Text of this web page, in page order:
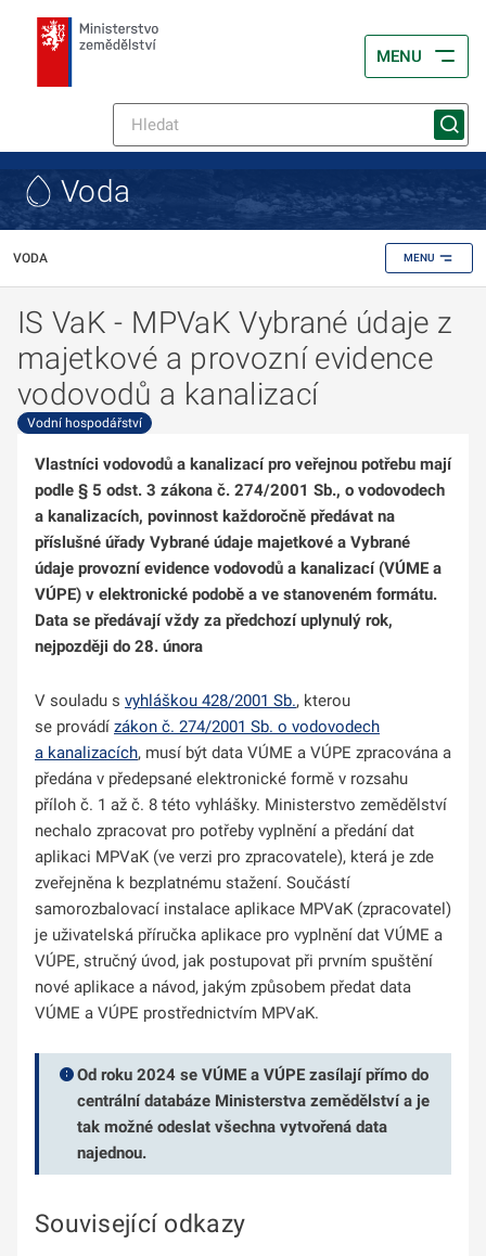
MENU
Voda
VODA MENU
IS VaK - MPVaK Vybrané údaje z
majetkové a provozní evidence
vodovodů a kanalizací
Vodní hospodářství
Vlastníci vodovodů a kanalizací pro veřejnou potřebu mají
podle § 5 odst. 3 zákona č. 274/2001 Sb., o vodovodech
a kanalizacích, povinnost každoročně předávat na
příslušné úřady Vybrané údaje majetkové a Vybrané
údaje provozní evidence vodovodů a kanalizací (VÚME a
VÚPE) v elektronické podobě a ve stanoveném formátu.
Data se předávají vždy za předchozí uplynulý rok,
nejpozději do 28. února
V souladu s vyhláškou 428/2001 Sb., kterou
se provádí zákon č. 274/2001 Sb. o vodovodech
a kanalizacích, musí být data VÚME a VÚPE zpracována a
předána v předepsané elektronické formě v rozsahu
příloh č. 1 až č. 8 této vyhlášky. Ministerstvo zemědělství
nechalo zpracovat pro potřeby vyplnění a předání dat
aplikaci MPVaK (ve verzi pro zpracovatele), která je zde
zveřejněna k bezplatnému stažení. Součástí
samorozbalovací instalace aplikace MPVaK (zpracovatel)
je uživatelská příručka aplikace pro vyplnění dat VÚME a
VÚPE, stručný úvod, jak postupovat při prvním spuštění
nové aplikace a návod, jakým způsobem předat data
VÚME a VÚPE prostřednictvím MPVaK.
Od roku 2024 se VÚME a VÚPE zasílají přímo do
centrální databáze Ministerstva zemědělství a je
tak možné odeslat všechna vytvořená data
najednou.
Související odkazy